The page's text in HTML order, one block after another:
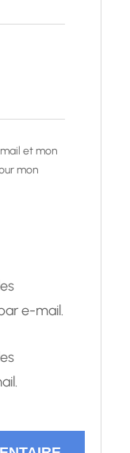
et mon
mon
e-mail.